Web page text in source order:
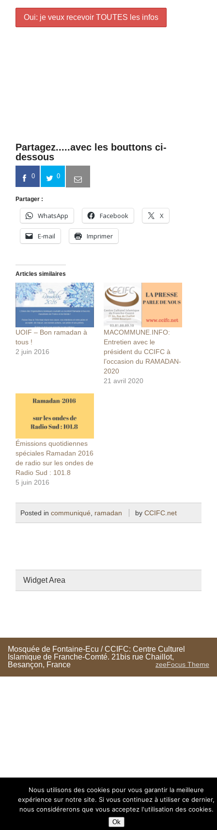
Partagez.....avec les bouttons ci-
dessous
0 0
Partager :
WhatsApp Facebook X
E-mail Imprimer
Articles similaires
UOIF – Bon ramadan à
tous !
2 juin 2016
MACOMMUNE.INFO:
Entretien avec le
président du CCIFC à
l’occasion du RAMADAN-
2020
21 avril 2020
Émissions quotidiennes
spéciales Ramadan 2016
de radio sur les ondes de
Radio Sud : 101.8
5 juin 2016
Posted incommuniqué ramadan by CCIFC.net
Widget Area
Mosquée de Fontaine-Ecu / CCIFC: Centre Culturel
Islamique de Franche-Comté. 21bis rue Chaillot,
Besançon, France
zeeFocus Theme
Nous utilisons des cookies pour vous garantir la meilleure
expérience sur notre site. Si vous continuez à utiliser ce dernier,
nous considérerons que vous acceptez l'utilisation des cookies.
Ok